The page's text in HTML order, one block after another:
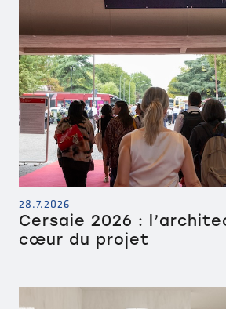
28.7.2026
Cersaie 2026 :
cœur du projet